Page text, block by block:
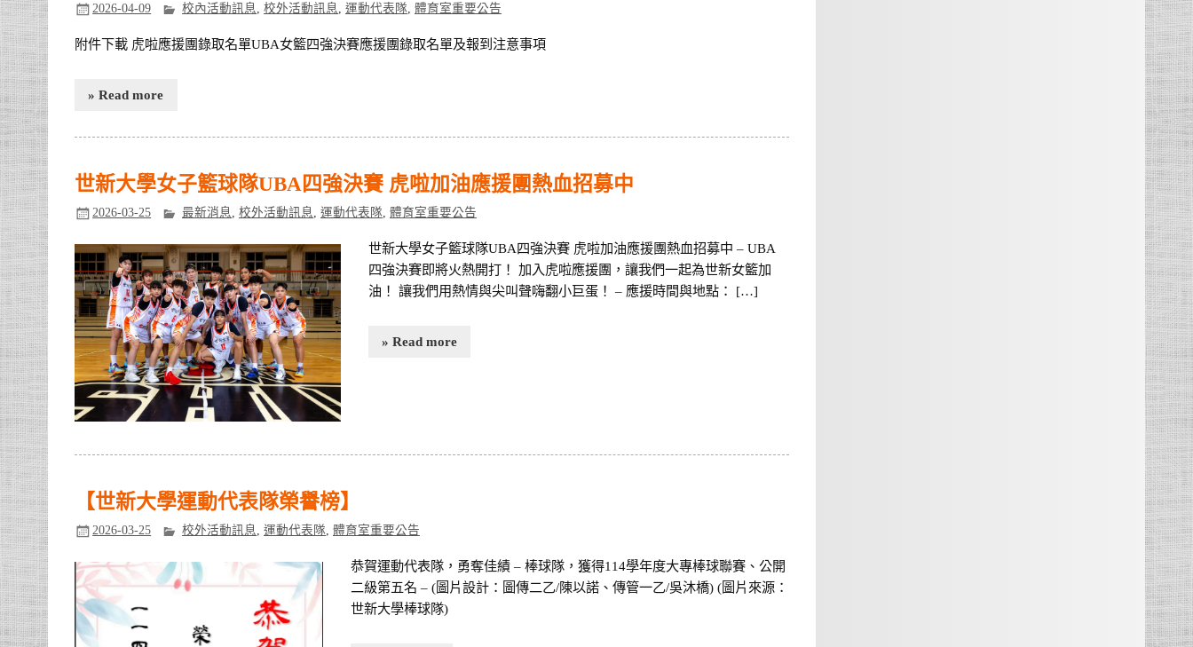
2026-04-09 校內活動訊息 校外活動訊息 運動代表隊 體育室重要公告
附件下載 虎啦應援團錄取名單UBA女籃四強決賽應援團錄取名單及報到注意事項
» Read more
世新大學女子籃球隊UBA四強決賽 虎啦加油應援團熱血招募中
2026-03-25 最新消息 校外活動訊息 運動代表隊 體育室重要公告
世新大學女子籃球隊UBA四強決賽 虎啦加油應援團熱血招募中 – UBA
四強決賽即將火熱開打！ 加入虎啦應援團，讓我們一起為世新女籃加
油！ 讓我們用熱情與尖叫聲嗨翻小巨蛋！ – 應援時間與地點： […]
» Read more
【世新大學運動代表隊榮譽榜】
2026-03-25 校外活動訊息 運動代表隊 體育室重要公告
恭賀運動代表隊，勇奪佳績 – 棒球隊，獲得114學年度大專棒球聯賽、公開
二級第五名 – (圖片設計：圖傳二乙/陳以諾、傳管一乙/吳沐橋) (圖片來源：
世新大學棒球隊)